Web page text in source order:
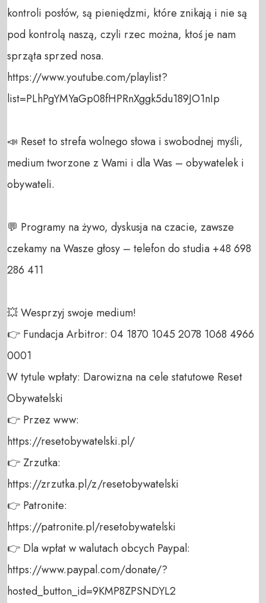
kontroli posłów, są pieniędzmi, które znikają i nie są
pod kontrolą naszą, czyli rzec można, ktoś je nam
sprząta sprzed nosa.
https://www.youtube.com/playlist?
list=PLhPgYMYaGp08fHPRnXggk5du189JO1nIp
📣 Reset to strefa wolnego słowa i swobodnej myśli,
medium tworzone z Wami i dla Was – obywatelek i
obywateli.
💬 Programy na żywo, dyskusja na czacie, zawsze
czekamy na Wasze głosy – telefon do studia +48 698
286 411
💥 Wesprzyj swoje medium!
👉 Fundacja Arbitror: 04 1870 1045 2078 1068 4966
0001
W tytule wpłaty: Darowizna na cele statutowe Reset
Obywatelski
👉 Przez www:
https://resetobywatelski.pl/
👉 Zrzutka:
https://zrzutka.pl/z/resetobywatelski
👉 Patronite:
https://patronite.pl/resetobywatelski
👉 Dla wpłat w walutach obcych Paypal:
https://www.paypal.com/donate/?
hosted_button_id=9KMP8ZPSNDYL2